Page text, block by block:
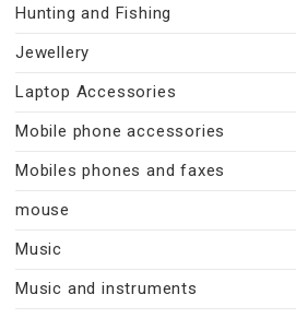
Hunting and Fishing
Jewellery
Laptop Accessories
Mobile phone accessories
Mobiles phones and faxes
mouse
Music
Music and instruments